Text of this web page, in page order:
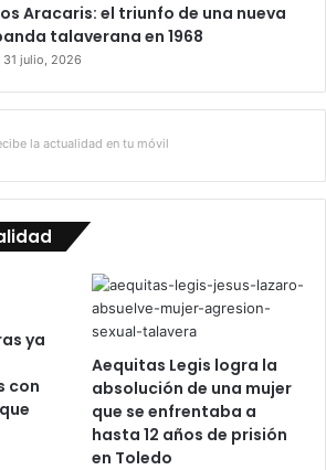
Aracaris: el triunfo de una nueva
talaverana en 1968
31 julio, 2026
la actualidad en tu móvil
ya
con
Aequitas Legis logra la
absolución de una mujer
que se enfrentaba a
hasta 12 años de prisión
en Toledo